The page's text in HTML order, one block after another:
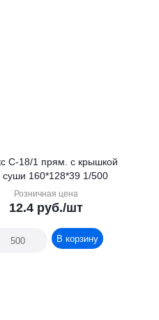
С-18/1 прям. с крышкой
суши 160*128*39 1/500
Розничная цена
12.4руб./шт
В корзину